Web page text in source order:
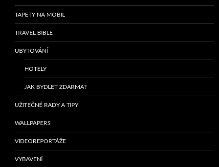
TAPETY NA MOBIL
TRAVEL BIBLE
UBYTOVÁNÍ
HOTELY
JAK BYDLET ZDARMA?
UŽITEČNÉ RADY A TIPY
WALLPAPERS
VIDEOREPORTÁŽE
VYBAVENÍ